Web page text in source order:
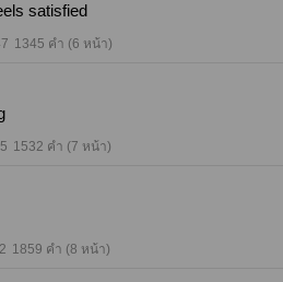
satisfied
1345 คำ (6 หน้า)
1532 คำ (7 หน้า)
1859 คำ (8 หน้า)